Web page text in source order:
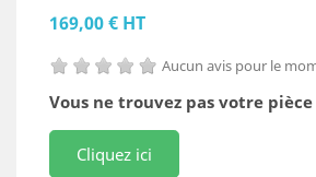
169,00 € HT
Aucun avis pour le
Vous ne trouvez pas votre
Cliquez ici